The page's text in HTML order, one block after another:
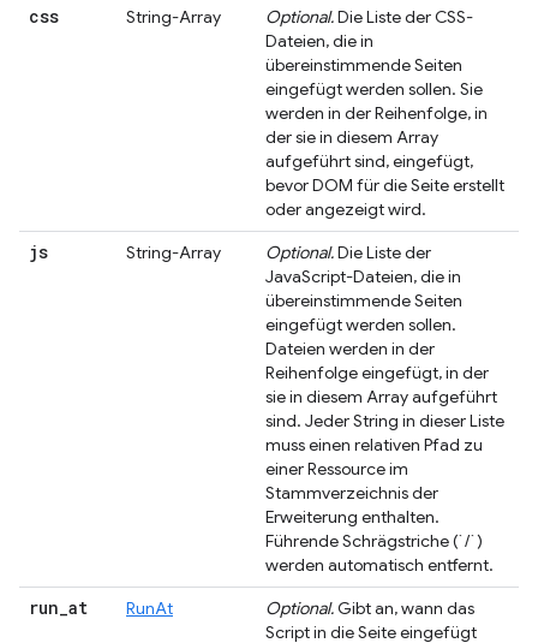
css String-Array Optional.Die Liste der CSS-
Dateien, die in
übereinstimmende Seiten
eingefügt werden sollen. Sie
werden in der Reihenfolge, in
der sie in diesem Array
aufgeführt sind, eingefügt,
bevor DOM für die Seite erstellt
oder angezeigt wird.
js String-Array Optional.Die Liste der
JavaScript-Dateien, die in
übereinstimmende Seiten
eingefügt werden sollen.
Dateien werden in der
Reihenfolge eingefügt, in der
sie in diesem Array aufgeführt
sind. Jeder String in dieser Liste
muss einen relativen Pfad zu
einer Ressource im
Stammverzeichnis der
Erweiterung enthalten.
Führende Schrägstriche (`/`)
werden automatisch entfernt.
run_at RunAt Optional.Gibt an, wann das
Script in die Seite eingefügt